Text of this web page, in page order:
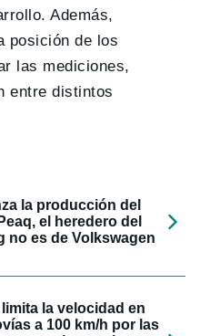
Además,
posición de los
las mediciones,
entre distintos
la producción del
el heredero del
no es de Volkswagen
la velocidad en
a 100 km/h por las